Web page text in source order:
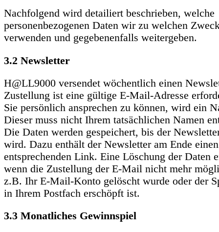
Nachfolgend wird detailiert beschrieben, welche
personenbezogenen Daten wir zu welchen
verwenden und gegebenenfalls weitergeben.
3.2 Newsletter
H@LL9000 versendet wöchentlich einen
Zustellung ist eine gültige E-Mail-Adresse
Sie persönlich ansprechen zu können, wird ein
Dieser muss nicht Ihrem tatsächlichen Namen
Die Daten werden gespeichert, bis der
wird. Dazu enthält der Newsletter am Ende einen
entsprechenden Link. Eine Löschung der Daten
wenn die Zustellung der E-Mail nicht mehr
z.B. Ihr E-Mail-Konto gelöscht wurde oder der
in Ihrem Postfach erschöpft ist.
3.3 Monatliches Gewinnspiel